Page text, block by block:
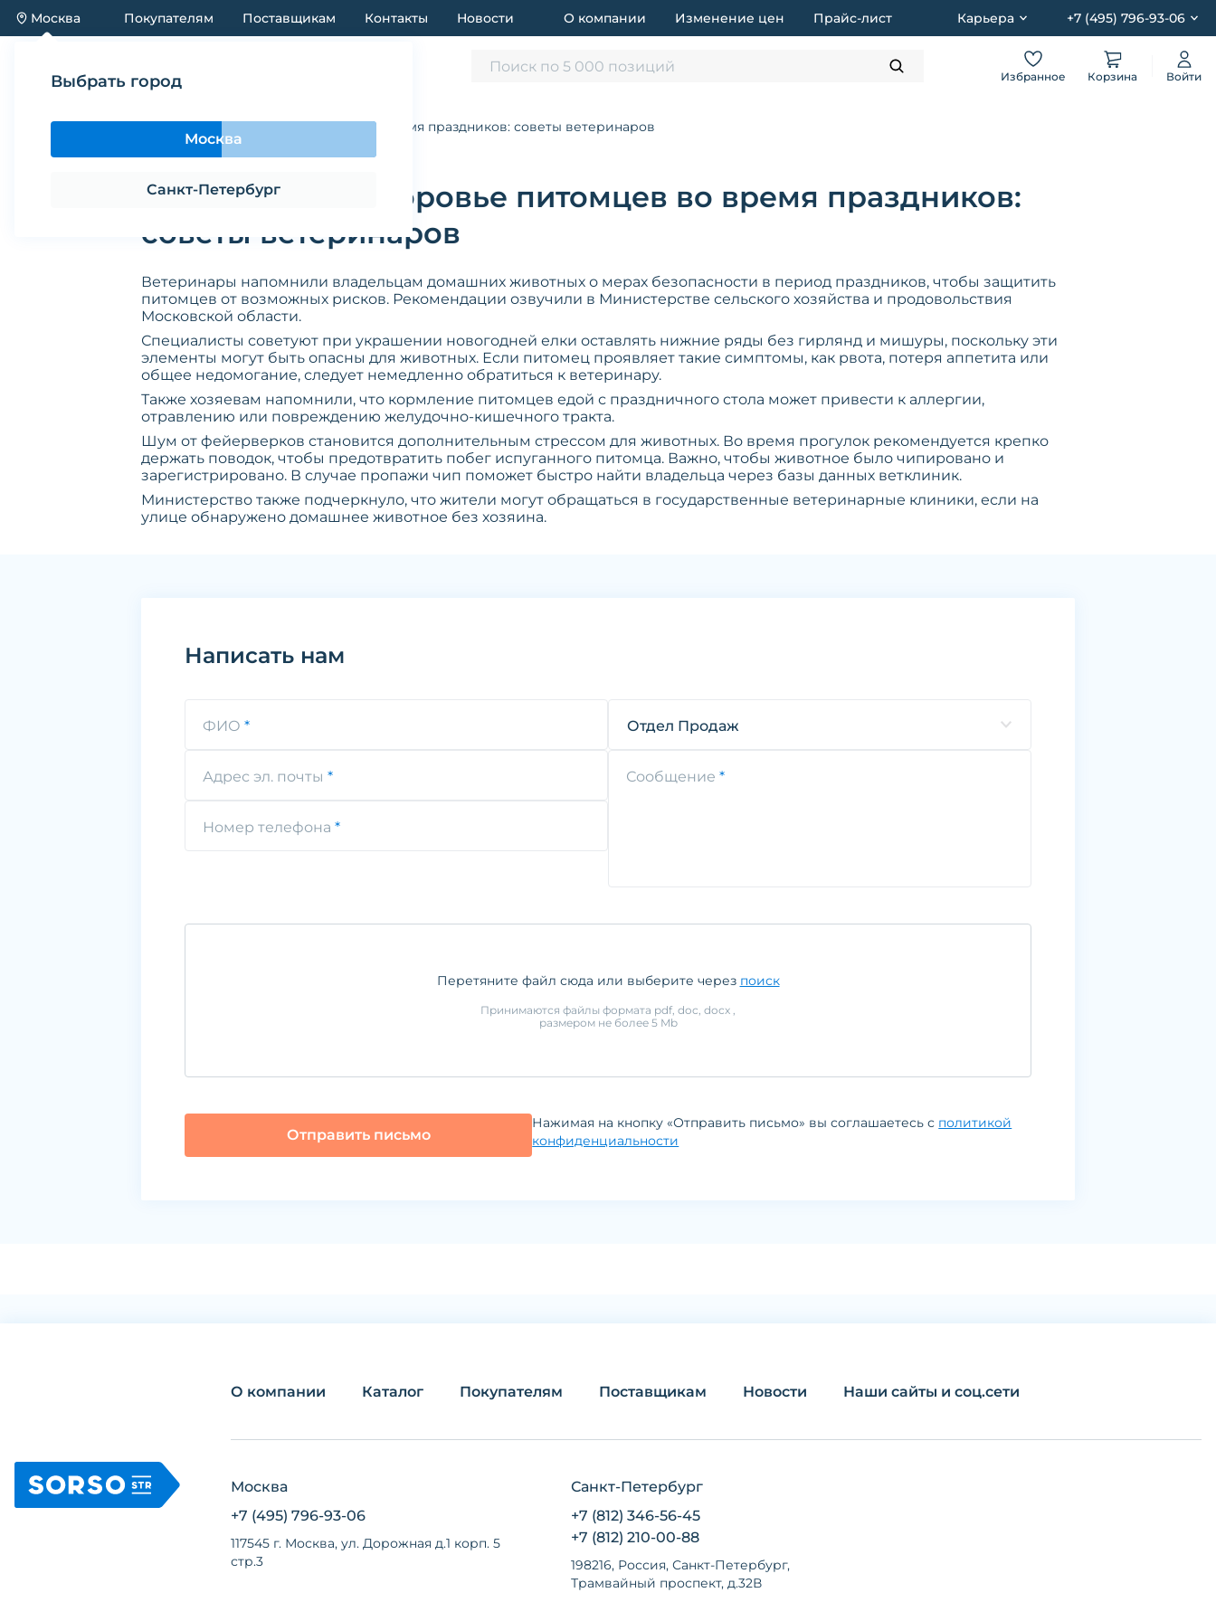
Москва
Выбрать город
Москва
Санкт-Петербург
Покупателям Поставщикам Контакты Новости О компании Изменение цен Прайс-лист Карьера +7 (495) 796-93-06
Поиск по 5 000 позиций
Избранное Корзина Войти
Новости Как защитить здоровье питомцев во время праздников: советы ветеринаров
Как защитить здоровье питомцев во время праздников:
советы ветеринаров
Ветеринары напомнили владельцам домашних животных о мерах безопасности в период праздников, чтобы защитить
питомцев от возможных рисков. Рекомендации озвучили в Министерстве сельского хозяйства и продовольствия
Московской области.
Специалисты советуют при украшении новогодней елки оставлять нижние ряды без гирлянд и мишуры, поскольку эти
элементы могут быть опасны для животных. Если питомец проявляет такие симптомы, как рвота, потеря аппетита или
общее недомогание, следует немедленно обратиться к ветеринару.
Также хозяевам напомнили, что кормление питомцев едой с праздничного стола может привести к аллергии,
отравлению или повреждению желудочно-кишечного тракта.
Шум от фейерверков становится дополнительным стрессом для животных. Во время прогулок рекомендуется крепко
держать поводок, чтобы предотвратить побег испуганного питомца. Важно, чтобы животное было чипировано и
зарегистрировано. В случае пропажи чип поможет быстро найти владельца через базы данных ветклиник.
Министерство также подчеркнуло, что жители могут обращаться в государственные ветеринарные клиники, если на
улице обнаружено домашнее животное без хозяина.
Написать нам
ФИО
Адрес эл. почты
Номер телефона
Отдел Продаж
Сообщение
Перетяните файл сюда или выберите через поиск
Принимаются файлы формата pdf, doc, docx ,
размером не более 5 Mb
Отправить письмо
Нажимая на кнопку «Отправить письмо» вы соглашаетесь с политикой
конфиденциальности
О компании Каталог Покупателям Поставщикам Новости Наши сайты и соц.сети
Москва
+7 (495) 796-93-06
117545 г. Москва, ул. Дорожная д.1 корп. 5
стр.3
Санкт-Петербург
+7 (812) 346-56-45
+7 (812) 210-00-88
198216, Россия, Санкт-Петербург,
Трамвайный проспект, д.32В